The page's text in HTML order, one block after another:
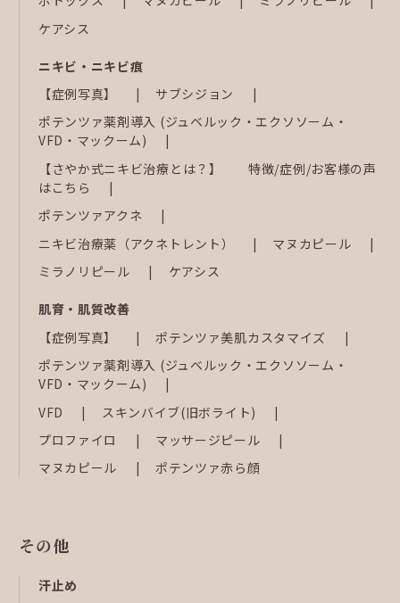
ケアシス
ニキビ・ニキビ痕
【症例写真】
サブシジョン
ポテンツァ薬剤導入 (ジュベルック・エクソソーム・
VFD・マックーム)
【さやか式ニキビ治療とは？】 特徴/症例/お客様の声
はこちら
ポテンツァアクネ
ニキビ治療薬（アクネトレント）
マヌカピール
ミラノリピール
ケアシス
肌育・肌質改善
【症例写真】
ポテンツァ美肌カスタマイズ
ポテンツァ薬剤導入 (ジュベルック・エクソソーム・
VFD・マックーム)
VFD
スキンバイブ(旧ボライト)
プロファイロ
マッサージピール
マヌカピール
ポテンツァ赤ら顔
その他
汗止め